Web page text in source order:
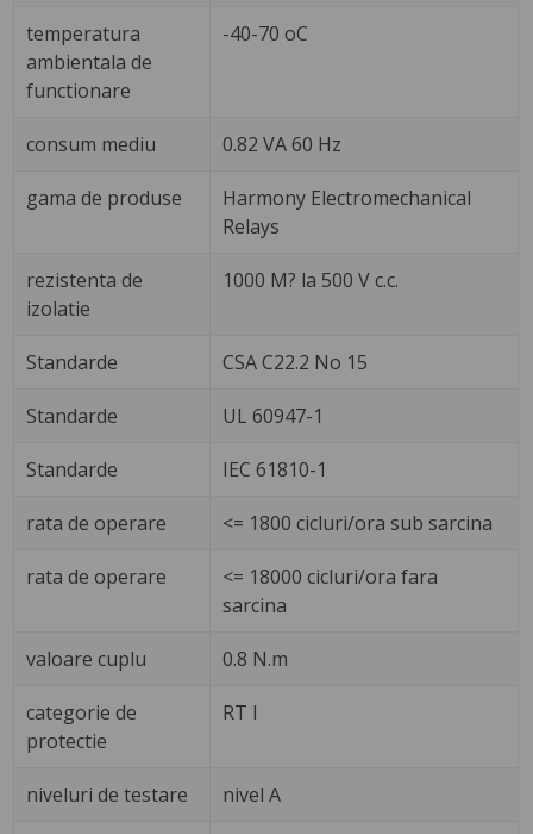
temperatura
ambientala de
functionare
-40-70 oC
consum mediu 0.82 VA 60 Hz
gama de produse
Harmony Electromechanical
Relays
rezistenta de
izolatie
1000 M? la 500 V c.c.
Standarde CSA C22.2 No 15
Standarde UL 60947-1
Standarde IEC 61810-1
rata de operare <= 1800 cicluri/ora sub sarcina
rata de operare
<= 18000 cicluri/ora fara
sarcina
valoare cuplu 0.8 N.m
categorie de
protectie
RT I
niveluri de testare nivel A